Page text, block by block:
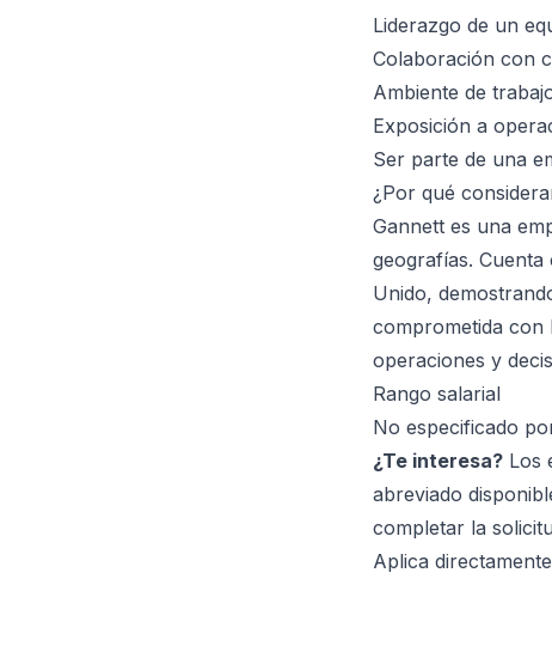
Liderazgo de un
Colaboración con
Ambiente de
Exposición a
Ser parte de una
¿Por qué
Gannett es una
geografías.
Unido,
comprometida con
operaciones y
Rango salarial
No especificado
¿Te interesa? Los
abreviado
completar la
Aplica